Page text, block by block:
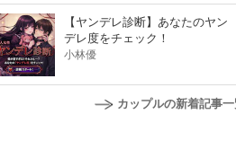
【ヤンデレ診断】あなたのヤン
デレ度をチェック！
小林優
カップルの新着記事